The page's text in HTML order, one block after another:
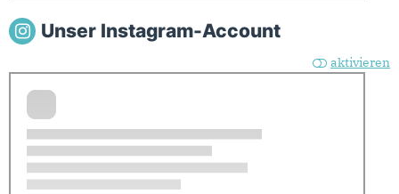
Unser Instagram-Account
aktivieren